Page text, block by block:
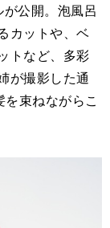
公開。泡風呂
カットや、ベ
トなど、多彩
が撮影した通
束ねながらこ